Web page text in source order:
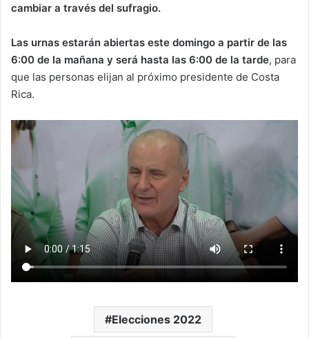
cambiar a través del sufragio.
Las urnas estarán abiertas este domingo a partir de las
6:00 de la mañana y será hasta las 6:00 de la tarde, para
que las personas elijan al próximo presidente de Costa
Rica.
Elecciones 2022